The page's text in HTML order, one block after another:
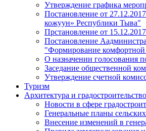
Утверждение графика
Постановление от
кожуун» Республики Тыва"
Прстановление от
Постановление
"Формирование комфортной
О назначении голосования
Заседание общественной
Утверждение счетной
Туризм
Архитектура и градостроительство
Новости в сфере
Генеральные планы
Внесение изменений в